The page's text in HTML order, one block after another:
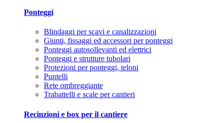
Ponteggi
Blindaggi per scavi e canalizzazioni
Giunti, fissaggi ed accessori per ponteggi
Ponteggi autosollevanti ed elettrici
Ponteggi e strutture tubolari
Protezioni per ponteggi, teloni
Puntelli
Rete ombreggiante
Trabattelli e scale per cantieri
Recinzioni e box per il cantiere